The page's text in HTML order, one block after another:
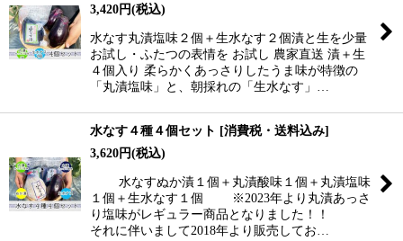
3,420円(税込)
水なす丸漬塩味２個＋生水なす２個漬と生を少量
お試し・ふたつの表情を お試し 農家直送 漬＋生
４個入り 柔らかくあっさりしたうま味が特徴の
「丸漬塩味」と、朝採れの「生水なす」…
水なす４種４個セット [消費税・送料込み]
3,620円(税込)
水なすぬか漬１個＋丸漬酸味１個＋丸漬塩味
１個＋生水なす１個 ※2023年より丸漬あっさ
り塩味がレギュラー商品となりました！！
それに伴いまして2018年より販売してお…